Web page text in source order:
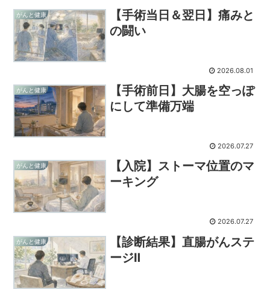
がんと健康
【手術当日＆翌日】痛みと
の闘い
2026.08.01
がんと健康
【手術前日】大腸を空っぽ
にして準備万端
2026.07.27
がんと健康
【入院】ストーマ位置のマ
ーキング
2026.07.27
がんと健康
【診断結果】直腸がんステ
ージⅡ